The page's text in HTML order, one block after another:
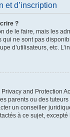
et d’inscription
?
de le faire, mais les
ne sont pas
d’utilisateurs, etc.
and Protection
parents ou des
un conseiller
à ce sujet,